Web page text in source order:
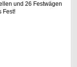
und 26 Festwägen
Fest!